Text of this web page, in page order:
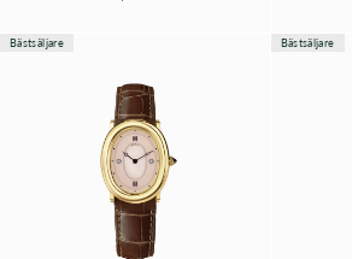
Bästsäljare Bästsäljare